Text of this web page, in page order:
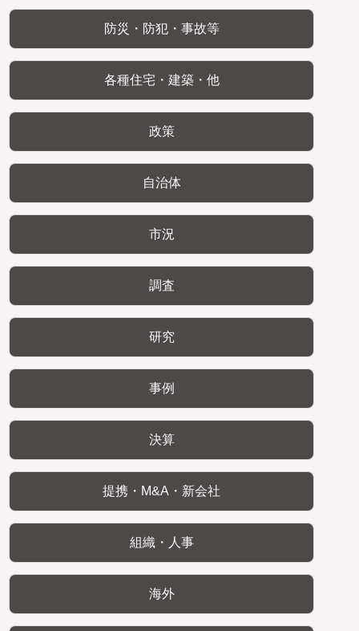
防災・防犯・事故等
各種住宅・建築・他
政策
自治体
市況
調査
研究
事例
決算
提携・M&A・新会社
組織・人事
海外